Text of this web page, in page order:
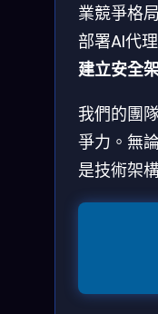
業競爭格
部署AI代
建立安全
我們的團
爭力。無
是技術架